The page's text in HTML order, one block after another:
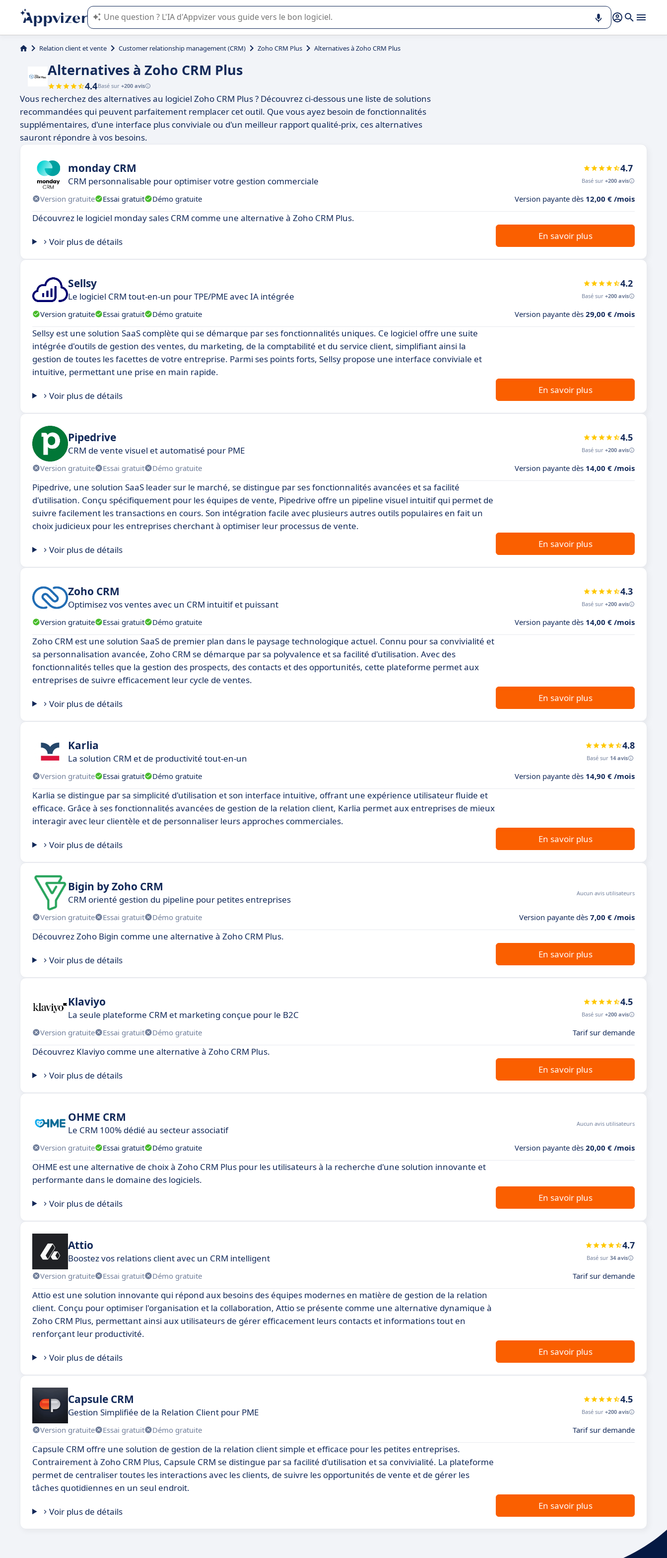
L'IA de Appvizer vous guide dans l'utilisation ou la sélection de logiciel SaaS en entreprise.
Relation client et vente Customer relationship management (CRM) Zoho CRM Plus Alternatives à Zoho CRM Plus
Alternatives à Zoho CRM Plus
4.4Basé sur +200 avis
Vous recherchez des alternatives au logiciel Zoho CRM Plus ? Découvrez ci-dessous une liste de solutions
recommandées qui peuvent parfaitement remplacer cet outil. Que vous ayez besoin de fonctionnalités
supplémentaires, d'une interface plus conviviale ou d'un meilleur rapport qualité-prix, ces alternatives
sauront répondre à vos besoins.
monday CRM
CRM personnalisable pour optimiser votre gestion commerciale
4.7
Basé sur +200 avis
Version gratuite Essai gratuit Démo gratuite Version payante dès 12,00 € /mois
Découvrez le logiciel monday sales CRM comme une alternative à Zoho CRM Plus.
Voir plus de détails
En savoir plus
Sellsy
Le logiciel CRM tout-en-un pour TPE/PME avec IA intégrée
4.2
Basé sur +200 avis
Version gratuite Essai gratuit Démo gratuite Version payante dès 29,00 € /mois
Sellsy est une solution SaaS complète qui se démarque par ses fonctionnalités uniques. Ce logiciel offre une suite
intégrée d'outils de gestion des ventes, du marketing, de la comptabilité et du service client, simplifiant ainsi la
gestion de toutes les facettes de votre entreprise. Parmi ses points forts, Sellsy propose une interface conviviale et
intuitive, permettant une prise en main rapide.
Voir plus de détails
En savoir plus
Pipedrive
CRM de vente visuel et automatisé pour PME
4.5
Basé sur +200 avis
Version gratuite Essai gratuit Démo gratuite Version payante dès 14,00 € /mois
Pipedrive, une solution SaaS leader sur le marché, se distingue par ses fonctionnalités avancées et sa facilité
d'utilisation. Conçu spécifiquement pour les équipes de vente, Pipedrive offre un pipeline visuel intuitif qui permet de
suivre facilement les transactions en cours. Son intégration facile avec plusieurs autres outils populaires en fait un
choix judicieux pour les entreprises cherchant à optimiser leur processus de vente.
Voir plus de détails
En savoir plus
Zoho CRM
Optimisez vos ventes avec un CRM intuitif et puissant
4.3
Basé sur +200 avis
Version gratuite Essai gratuit Démo gratuite Version payante dès 14,00 € /mois
Zoho CRM est une solution SaaS de premier plan dans le paysage technologique actuel. Connu pour sa convivialité et
sa personnalisation avancée, Zoho CRM se démarque par sa polyvalence et sa facilité d'utilisation. Avec des
fonctionnalités telles que la gestion des prospects, des contacts et des opportunités, cette plateforme permet aux
entreprises de suivre efficacement leur cycle de ventes.
Voir plus de détails
En savoir plus
Karlia
La solution CRM et de productivité tout-en-un
4.8
Basé sur 14 avis
Version gratuite Essai gratuit Démo gratuite Version payante dès 14,90 € /mois
Karlia se distingue par sa simplicité d'utilisation et son interface intuitive, offrant une expérience utilisateur fluide et
efficace. Grâce à ses fonctionnalités avancées de gestion de la relation client, Karlia permet aux entreprises de mieux
interagir avec leur clientèle et de personnaliser leurs approches commerciales.
Voir plus de détails
En savoir plus
Bigin by Zoho CRM
CRM orienté gestion du pipeline pour petites entreprises
Aucun avis utilisateurs
Version gratuite Essai gratuit Démo gratuite Version payante dès 7,00 € /mois
Découvrez Zoho Bigin comme une alternative à Zoho CRM Plus.
Voir plus de détails
En savoir plus
Klaviyo
La seule plateforme CRM et marketing conçue pour le B2C
4.5
Basé sur +200 avis
Version gratuite Essai gratuit Démo gratuite Tarif sur demande
Découvrez Klaviyo comme une alternative à Zoho CRM Plus.
Voir plus de détails
En savoir plus
OHME CRM
Le CRM 100% dédié au secteur associatif
Aucun avis utilisateurs
Version gratuite Essai gratuit Démo gratuite Version payante dès 20,00 € /mois
OHME est une alternative de choix à Zoho CRM Plus pour les utilisateurs à la recherche d'une solution innovante et
performante dans le domaine des logiciels.
Voir plus de détails
En savoir plus
Attio
Boostez vos relations client avec un CRM intelligent
4.7
Basé sur 34 avis
Version gratuite Essai gratuit Démo gratuite Tarif sur demande
Attio est une solution innovante qui répond aux besoins des équipes modernes en matière de gestion de la relation
client. Conçu pour optimiser l'organisation et la collaboration, Attio se présente comme une alternative dynamique à
Zoho CRM Plus, permettant ainsi aux utilisateurs de gérer efficacement leurs contacts et informations tout en
renforçant leur productivité.
Voir plus de détails
En savoir plus
Capsule CRM
Gestion Simplifiée de la Relation Client pour PME
4.5
Basé sur +200 avis
Version gratuite Essai gratuit Démo gratuite Tarif sur demande
Capsule CRM offre une solution de gestion de la relation client simple et efficace pour les petites entreprises.
Contrairement à Zoho CRM Plus, Capsule CRM se distingue par sa facilité d'utilisation et sa convivialité. La plateforme
permet de centraliser toutes les interactions avec les clients, de suivre les opportunités de vente et de gérer les
tâches quotidiennes en un seul endroit.
Voir plus de détails
En savoir plus